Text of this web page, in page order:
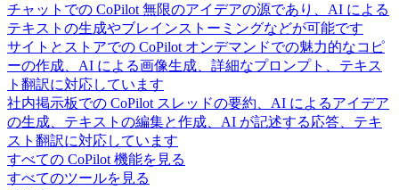
チャットでの CoPilot 無限のアイデアの源であり、AI による
テキストの生成やブレインストーミングなどが可能です
サイトとストアでの CoPilot オンデマンドでの魅力的なコピ
ーの作成、AI による画像生成、詳細なプロンプト、テキス
ト翻訳に対応しています
社内掲示板での CoPilot スレッドの要約、AI によるアイデア
の生成、テキストの編集と作成、AI が記述する応答、テキ
スト翻訳に対応しています
すべての CoPilot 機能を見る
すべてのツールを見る